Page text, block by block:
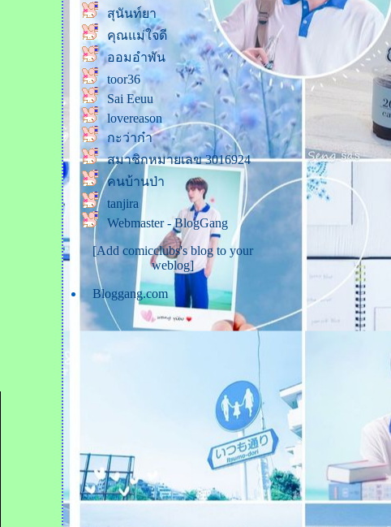
The Wall Song ร้องข้ามกำแพง
ด่ลมใต้ปีก - ไรอัล กา
จบัณฑิต [Official Lyrics MV]
รักไม่รู้ดับ - สุรสีห์ อิทธิกุล
(เพลงจากซีรีส์ Analog Squad
ทีมรักนักหลอก)
หัวใจเดียวกัน Ost.หนึ่งด้าวฟ้า
เดียว | แม็ก The Darkest
Romance
คนแพ้ที่ไม่มีน้ำตา #เรื่องเก่า
เล่าใหม่
Non Stop - Dragon 5
เวลา - ป๊อบ ปองกูล
ก้อนหินก้อนนั้น - เอิ้นขวัญ
วรัญญา
บ่กล้าบอกครู (แต่หนูกล้าบอก
คำแพง
ฟนจ๋า
Have You Ever Seen The Rain -
สุนันท์ยา
คุณแม่ใจดี
ออมอำพัน
toor36
Sai Eeuu
lovereason
กะว่าก๋า
สมาชิกหมายเลข 3016924
คนบ้านป่า
tanjira
Webmaster - BlogGang
[Add comicclubs's blog to your
weblog]
Bloggang.com